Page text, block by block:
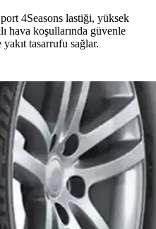
4Seasons lastiği, yüksek
hava koşullarında güvenle
tasarrufu sağlar.